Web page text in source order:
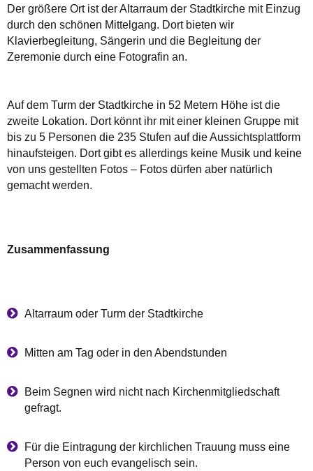
Der größere Ort ist der Altarraum der Stadtkirche mit Einzug
durch den schönen Mittelgang. Dort bieten wir
Klavierbegleitung, Sängerin und die Begleitung der
Zeremonie durch eine Fotografin an.
Auf dem Turm der Stadtkirche in 52 Metern Höhe ist die
zweite Lokation. Dort könnt ihr mit einer kleinen Gruppe mit
bis zu 5 Personen die 235 Stufen auf die Aussichtsplattform
hinaufsteigen. Dort gibt es allerdings keine Musik und keine
von uns gestellten Fotos – Fotos dürfen aber natürlich
gemacht werden.
Zusammenfassung
Altarraum oder Turm der Stadtkirche
Mitten am Tag oder in den Abendstunden
Beim Segnen wird nicht nach Kirchenmitgliedschaft
gefragt.
Für die Eintragung der kirchlichen Trauung muss eine
Person von euch evangelisch sein.